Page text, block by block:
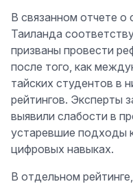
В связанном отчете о
Таиланда
призваны провести
после того, как
тайских студентов в
рейтингов. Эксперты
выявили слабости в
устаревшие подходы
цифровых навыках.
В отдельном